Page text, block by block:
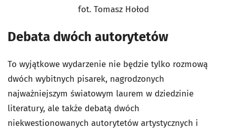
fot. Tomasz Hołod
Debata dwóch autorytetów
To wyjątkowe wydarzenie nie będzie tylko rozmową
dwóch wybitnych pisarek, nagrodzonych
najważniejszym światowym laurem w dziedzinie
literatury, ale także debatą dwóch
niekwestionowanych autorytetów artystycznych i